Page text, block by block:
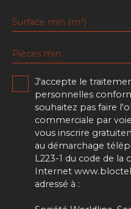
Surface min (m²)
Pièces min
J'accepte le
personnelles
souhaitez pas faire
commerciale par
vous inscrire
au démarchage
L223-1 du code de
Internet
adressé à :